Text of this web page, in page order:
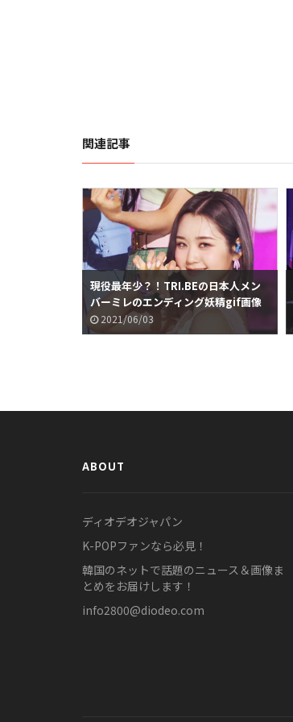
関連記事
現役最年少？！TRI.BEの日本人メン
バーミレのエンディング妖精gif画像
が話題に
2021/06/03
ABOUT
ディオデオジャパン
K-POPファンなら必見！
韓国のネットで話題のニュース＆画像ま
とめをお届けします！
info2800@diodeo.com